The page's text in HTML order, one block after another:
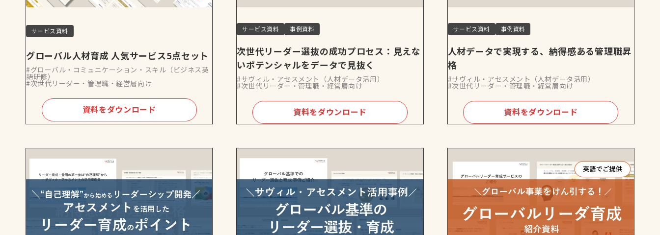
サービス資料
グローバル人材育成 人気サービス5点セット
#グローバル・コミュニケーション・スキル（ビジネス英
語研修）
#次世代リーダー・管理職・経営層向け
資料をダウンロード
サービス資料 事例資料
次世代リーダー選抜の成功プロセス：見えな
いポテンシャルをデータで見抜く
#サヴィル・アセスメント（人材データ活用）
#次世代リーダー・管理職・経営層向け
資料をダウンロード
サービス資料 事例資料
人材データで実現する、納得感ある管理職昇
格
#サヴィル・アセスメント（人材データ活用）
#次世代リーダー・管理職・経営層向け
資料をダウンロード